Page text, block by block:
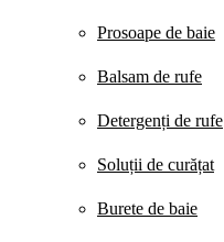
Prosoape de baie
Balsam de rufe
Detergenți de rufe
Soluții de curățat
Burete de baie